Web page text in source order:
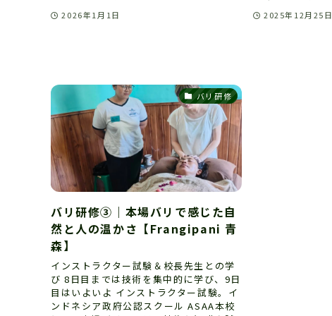
2026年1月1日 2025年12月25日
バリ研修
バリ研修③｜本場バリで感じた自
然と人の温かさ【Frangipani 青
森】
インストラクター試験＆校長先生との学
び 8日目までは技術を集中的に学び、9日
目はいよいよ インストラクター試験。イ
ンドネシア政府公認スクール ASAA本校